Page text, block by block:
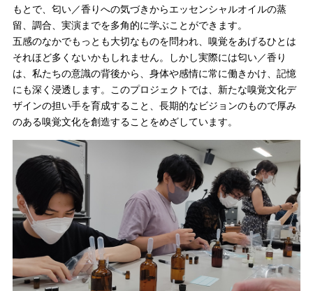
もとで、匂い／香りへの気づきからエッセンシャルオイルの蒸
留、調合、実演までを多角的に学ぶことができます。
五感のなかでもっとも大切なものを問われ、嗅覚をあげるひとは
それほど多くないかもしれません。しかし実際には匂い／香り
は、私たちの意識の背後から、身体や感情に常に働きかけ、記憶
にも深く浸透します。このプロジェクトでは、新たな嗅覚文化デ
ザインの担い手を育成すること、長期的なビジョンのもので厚み
のある嗅覚文化を創造することをめざしています。